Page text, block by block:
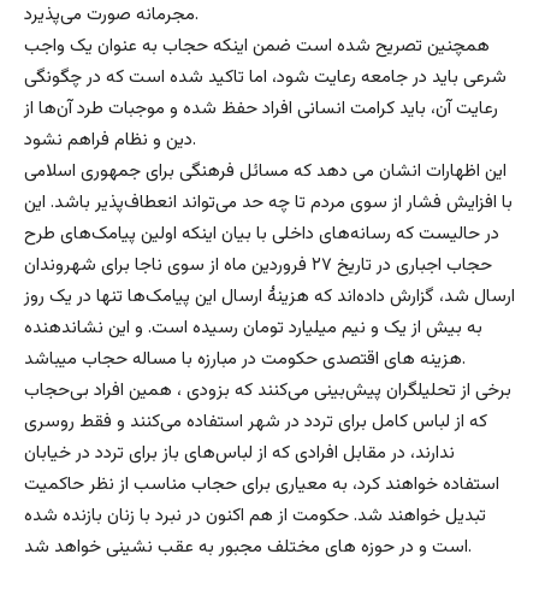
مجرمانه صورت می‌پذیرد.
همچنین تصریح شده است ضمن اینکه حجاب به عنوان یک واجب
شرعی باید در جامعه رعایت شود، اما تاکید شده است که در چگونگی
رعایت آن، باید کرامت انسانی افراد حفظ شده و موجبات طرد آن‌ها از
دین و نظام فراهم نشود.
این اظهارات انشان می دهد که مسائل فرهنگی برای جمهوری اسلامی
با افزایش فشار از سوی مردم تا چه حد می‌تواند انعطاف‌پذیر باشد. این
در حالیست که رسانه‌های داخلی با بیان اینکه اولین پیامک‌های طرح
حجاب اجباری در تاریخ ۲۷ فروردین ماه از سوی ناجا برای شهروندان
ارسال شد، گزارش داده‌اند که هزینۀ ارسال این پیامک‌ها تنها در یک روز
به بیش از یک و نیم میلیارد تومان رسیده است. و این نشاندهنده
هزینه های اقتصدی حکومت در مبارزه با مساله حجاب میباشد.
برخی از تحلیلگران پیش‌بینی می‌کنند که بزودی ، همین افراد بی‌حجاب
که از لباس کامل برای تردد در شهر استفاده می‌کنند و فقط روسری
ندارند، در مقابل افرادی که از لباس‌های باز برای تردد در خیابان
استفاده خواهند کرد، به معیاری برای حجاب مناسب از نظر حاکمیت
تبدیل خواهند شد. حکومت از هم اکنون در نبرد با زنان بازنده شده
است و در حوزه های مختلف مجبور به عقب نشینی خواهد شد.